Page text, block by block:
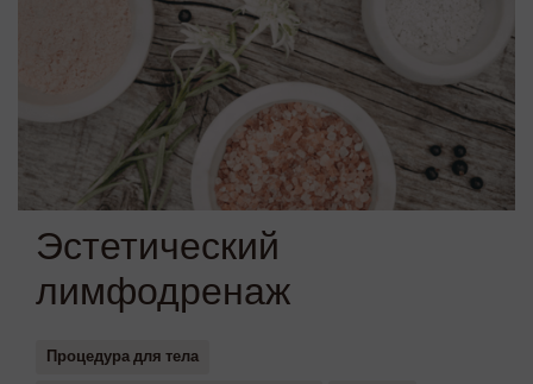
Эстетический
лимфодренаж
Процедура для тела